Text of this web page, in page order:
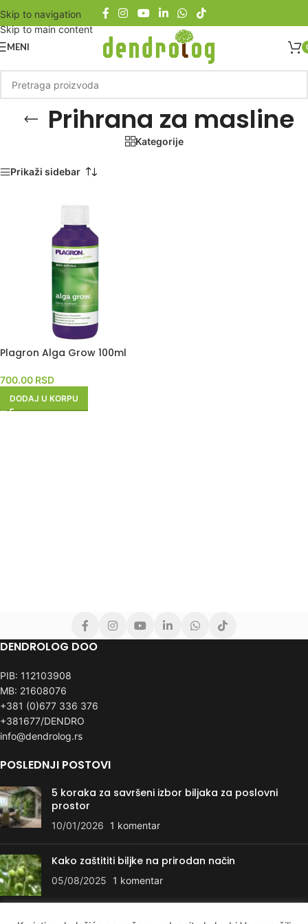
Skip to navigation
Skip to main content
MENI
Prihrana za masline
Kategorije
Prikaži sidebar
Plagron Alga Grow 100ml
700.00 RSD
DODAJ U KORPU
DENDROLOG DOO
PIB: 112103908
MB: 21608076
+381 (0)677 336 376
+381677/DENDRO
info@dendrolog.rs
POSLEDNJI POSTOVI
5 koraka za savršeni izbor biljaka za poslovni
prostor
10/01/2026 1 komentar
Kako zaštititi biljke na prirodan način
05/08/2025 1 komentar